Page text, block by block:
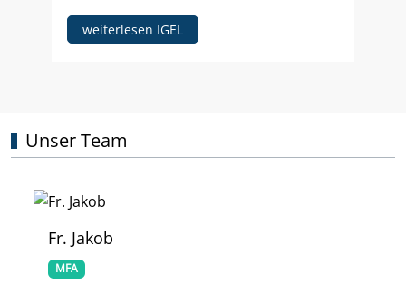
weiterlesen IGEL
Unser Team
Fr. Jakob
MFA